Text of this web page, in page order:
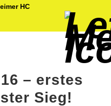
– erstes
Sieg!
Back
1. Herren
2. Herren
1. Damen
Back
Weibliche
Jugend
Minis &
Back
NHC
Back
Vorstand
Satzung
Back
Back
Download
Back